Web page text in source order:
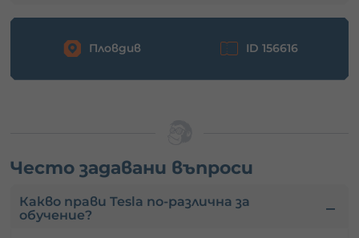
Пловдив ID 156616
Често задавани въпроси
Какво прави Tesla по-различна за
обучение?